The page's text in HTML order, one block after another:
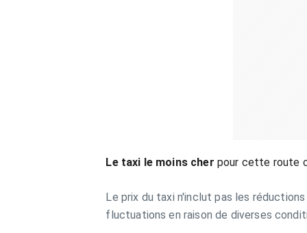
Le taxi le moins cher pour cette route
Le prix du taxi n'inclut pas les
fluctuations en raison de diverses